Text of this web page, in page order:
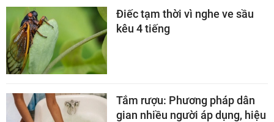
Điếc tạm thời vì nghe ve sầu
kêu 4 tiếng
Tắm rượu: Phương pháp dân
gian nhiều người áp dụng, hiệu